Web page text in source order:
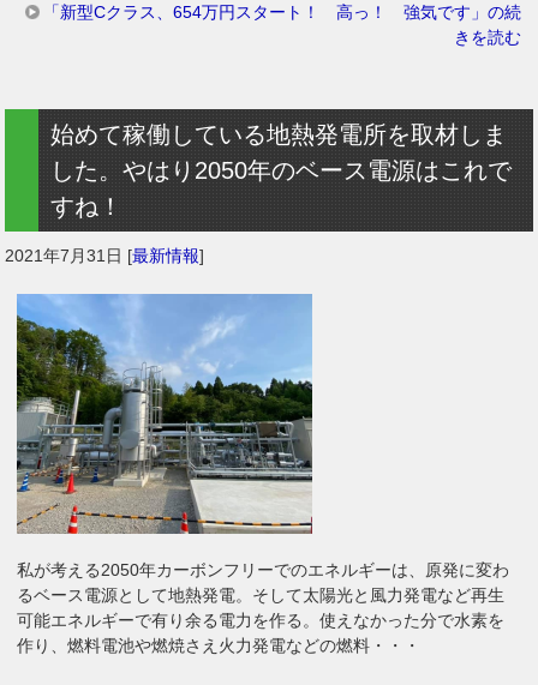
「新型Cクラス、654万円スタート！ 高っ！ 強気です」の続
きを読む
始めて稼働している地熱発電所を取材しま
した。やはり2050年のベース電源はこれで
すね！
2021年7月31日 [最新情報]
私が考える2050年カーボンフリーでのエネルギーは、原発に変わ
るベース電源として地熱発電。そして太陽光と風力発電など再生
可能エネルギーで有り余る電力を作る。使えなかった分で水素を
作り、燃料電池や燃焼さえ火力発電などの燃料・・・